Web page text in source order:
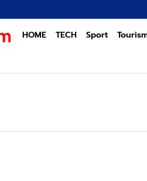
HOME TECH Sport